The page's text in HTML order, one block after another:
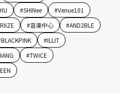
IU #SHINee #Venue101
RIIZE #音楽中心 #AND2BLE
BLACKPINK #ILLIT
#TWICE